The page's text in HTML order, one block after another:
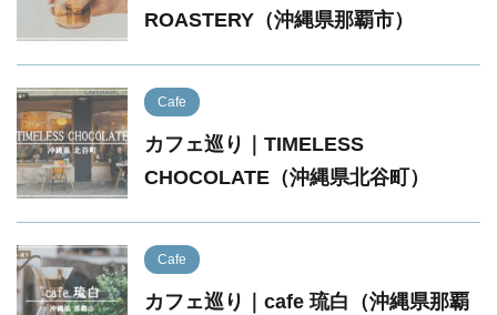
ROASTERY（沖縄県那覇市）
Cafe
カフェ巡り｜TIMELESS
CHOCOLATE（沖縄県北谷町）
Cafe
カフェ巡り｜cafe 琉白（沖縄県那覇